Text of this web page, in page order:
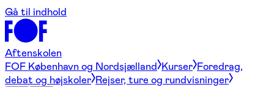
Gå til indhold
Aftenskolen
FOF København og Nordsjælland Kurser Foredrag,
debat og højskoler Rejser, ture og rundvisninger